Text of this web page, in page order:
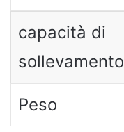
capacità di
sollevamento
Peso